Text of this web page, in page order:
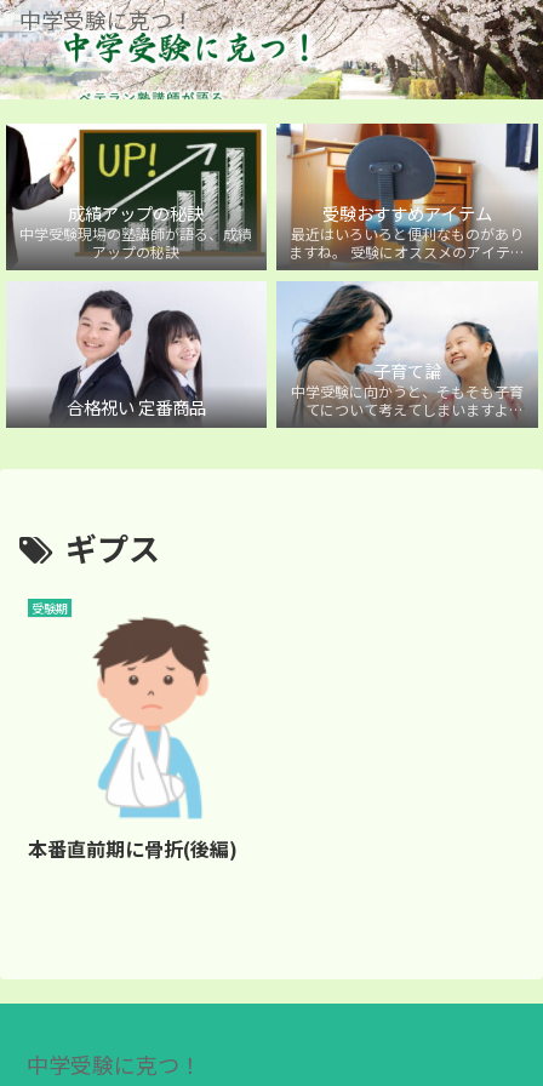
中学受験に克つ！
成績アップの秘訣
中学受験現場の塾講師が語る、成績
アップの秘訣
受験おすすめアイテム
最近はいろいろと便利なものがあり
ますね。 受験にオススメのアイテム
を紹介しています。
合格祝い 定番商品
子育て論
中学受験に向かうと、そもそも子育
てについて考えてしまいますよ
ね・・・。中学受験に向かうお子様
ギプス
受験期
本番直前期に骨折(後編)
中学受験に克つ！